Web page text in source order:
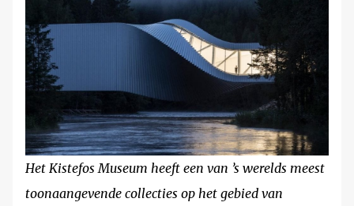
Het Kistefos Museum heeft een van ’s werelds meest
toonaangevende collecties op het gebied van